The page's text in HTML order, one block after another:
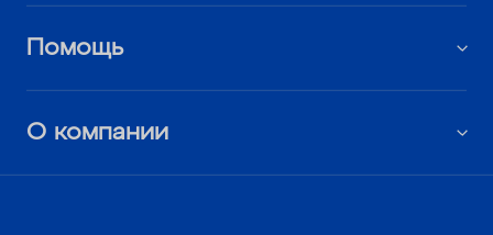
Помощь
О компании